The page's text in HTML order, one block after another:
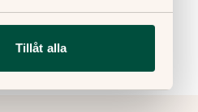
Tillåt alla